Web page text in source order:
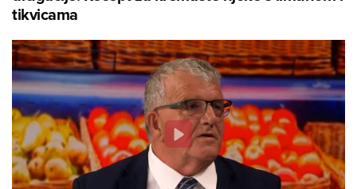
tikvicama